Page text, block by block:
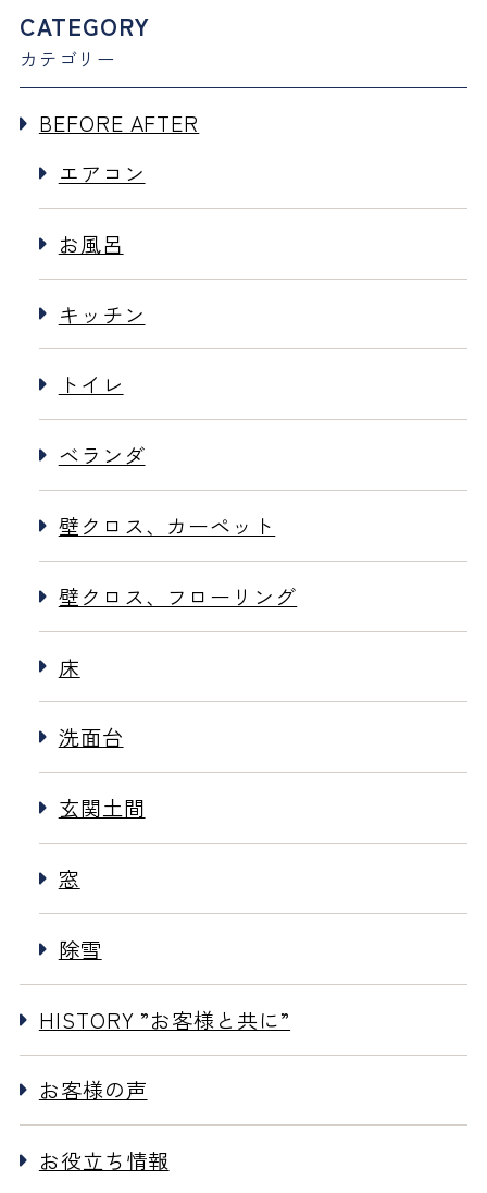
CATEGORY
カテゴリー
BEFORE AFTER
エアコン
お風呂
キッチン
トイレ
ベランダ
壁クロス、カーペット
壁クロス、フローリング
床
洗面台
玄関土間
窓
除雪
HISTORY ”お客様と共に”
お客様の声
お役立ち情報